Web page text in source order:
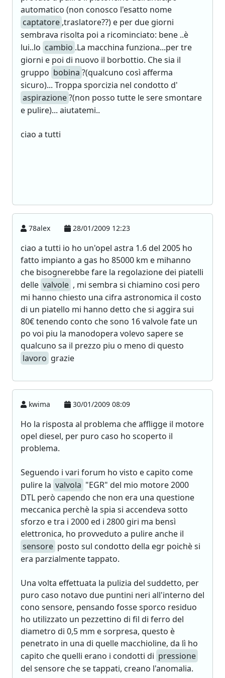
automatico (non conosco l'esatto nome
captatore ,traslatore??) e per due giorni
sembrava risolta poi a ricominciato: bene ..è
lui..lo cambio .La macchina funziona...per tre
giorni e poi di nuovo il borbottio. Che sia il
gruppo bobina ?(qualcuno così afferma
sicuro)... Troppa sporcizia nel condotto d'
aspirazione?(non posso tutte le sere smontare
e pulire)... aiutatemi..
ciao a tutti
78alex 28/01/2009 12:23
ciao a tutti io ho un'opel astra 1.6 del 2005 ho
fatto impianto a gas ho 85000 km e mihanno
che bisognerebbe fare la regolazione dei piatelli
delle valvole , mi sembra si chiamino cosi pero
mi hanno chiesto una cifra astronomica il costo
di un piatello mi hanno detto che si aggira sui
80€ tenendo conto che sono 16 valvole fate un
po voi piu la manodopera volevo sapere se
qualcuno sa il prezzo piu o meno di questo
lavoro grazie
kwima 30/01/2009 08:09
Ho la risposta al problema che affligge il motore
opel diesel, per puro caso ho scoperto il
problema.
Seguendo i vari forum ho visto e capito come
pulire la valvola "EGR" del mio motore 2000
DTL però capendo che non era una questione
meccanica perchè la spia si accendeva sotto
sforzo e tra i 2000 ed i 2800 giri ma bensì
elettronica, ho provveduto a pulire anche il
sensore posto sul condotto della egr poichè si
era parzialmente tappato.
Una volta effettuata la pulizia del suddetto, per
puro caso notavo due puntini neri all'interno del
cono sensore, pensando fosse sporco residuo
ho utilizzato un pezzettino di fil di ferro del
diametro di 0,5 mm e sorpresa, questo è
penetrato in una di quelle macchioline, da lì ho
capito che quelli erano i condotti di pressione
del sensore che se tappati, creano l'anomalia.